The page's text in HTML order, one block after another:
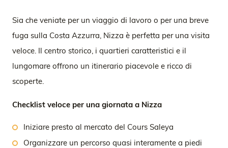
Sia che veniate per un viaggio di lavoro o per una breve
fuga sulla Costa Azzurra, Nizza è perfetta per una visita
veloce. Il centro storico, i quartieri caratteristici e il
lungomare offrono un itinerario piacevole e ricco di
scoperte.
Checklist veloce per una giornata a Nizza
Iniziare presto al mercato del Cours Saleya
Organizzare un percorso quasi interamente a piedi